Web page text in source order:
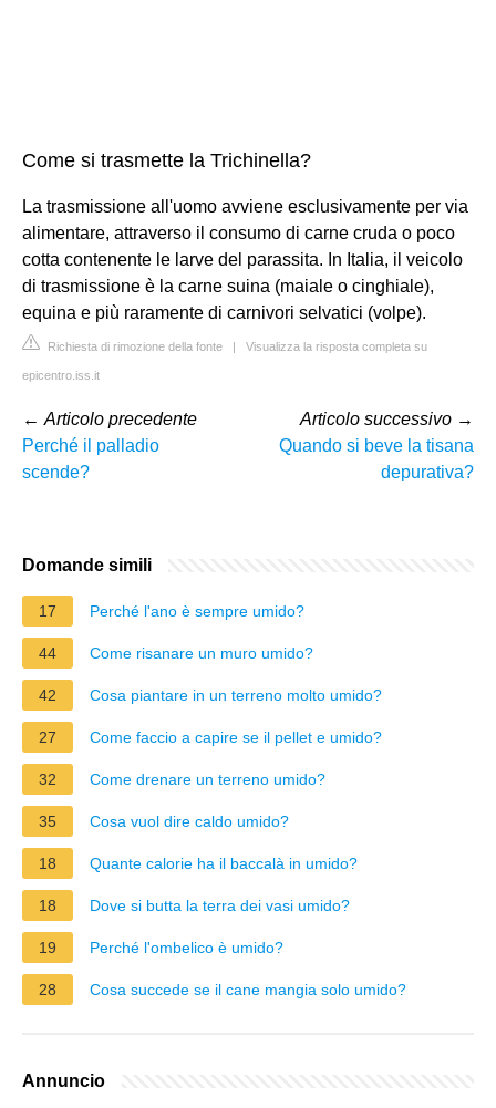
Come si trasmette la Trichinella?
La trasmissione all'uomo avviene esclusivamente per via
alimentare, attraverso il consumo di carne cruda o poco
cotta contenente le larve del parassita. In Italia, il veicolo
di trasmissione è la carne suina (maiale o cinghiale),
equina e più raramente di carnivori selvatici (volpe).
Richiesta di rimozione della fonte | Visualizza la risposta completa su
epicentro.iss.it
← Articolo precedente
Perché il palladio
scende?
Articolo successivo →
Quando si beve la tisana
depurativa?
Domande simili
17 Perché l'ano è sempre umido?
44 Come risanare un muro umido?
42 Cosa piantare in un terreno molto umido?
27 Come faccio a capire se il pellet e umido?
32 Come drenare un terreno umido?
35 Cosa vuol dire caldo umido?
18 Quante calorie ha il baccalà in umido?
18 Dove si butta la terra dei vasi umido?
19 Perché l'ombelico è umido?
28 Cosa succede se il cane mangia solo umido?
Annuncio